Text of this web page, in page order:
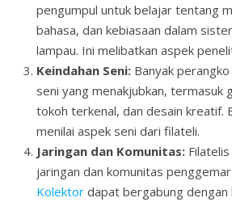
pengumpul untuk belajar tentang
bahasa, dan kebiasaan dalam
lampau. Ini melibatkan aspek
Keindahan Seni: Banyak
seni yang menakjubkan, termasuk
tokoh terkenal, dan desain kreatif.
menilai aspek seni dari filateli.
Jaringan dan Komunitas:
jaringan dan komunitas
Kolektor dapat bergabung dengan